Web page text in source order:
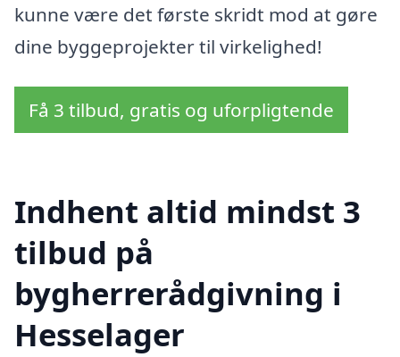
kunne være det første skridt mod at gøre
dine byggeprojekter til virkelighed!
Få 3 tilbud, gratis og uforpligtende
Indhent altid mindst 3
tilbud på
bygherrerådgivning i
Hesselager